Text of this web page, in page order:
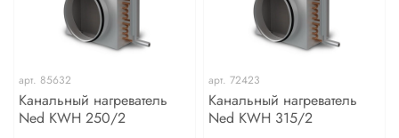
арт. 85632
Канальный нагреватель
Ned KWH 250/2
арт. 72423
Канальный нагреватель
Ned KWH 315/2